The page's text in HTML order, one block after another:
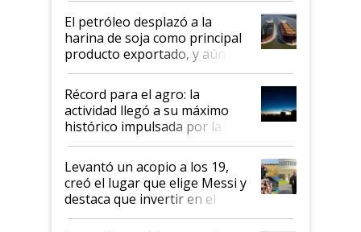
El petróleo desplazó a la
harina de soja como principal
producto exportado, y aún así
el agro aportó casi seis de cada
diez dólares y sostuvo el
liderazgo en un semestre
récord
Récord para el agro: la
actividad llegó a su máximo
histórico impulsada por la
cosecha y las exportaciones
Levantó un acopio a los 19,
creó el lugar que elige Messi y
destaca que invertir en el
kirchnerismo era como "darle